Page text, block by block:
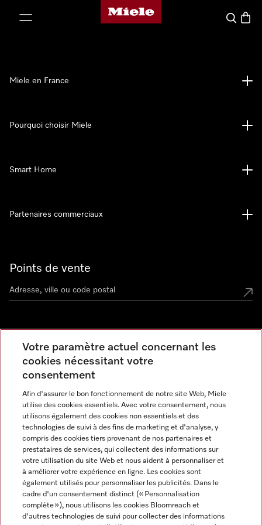
Page d'accueil Miele
Search
Points de vente
Découvrez la boutique Miele proche de chez vous
Newsletter
Miele en France
Pourquoi choisir Miele
Smart Home
Partenaires commerciaux
Miele sur Instagram
Miele sur Facebook
Miele sur Youtube
Votre paramètre actuel concernant les
cookies nécessitant votre
consentement
Afin d'assurer le bon fonctionnement de notre site Web, Miele
utilise des cookies essentiels. Avec votre consentement, nous
utilisons également des cookies non essentiels et des
technologies de suivi à des fins de marketing et d'analyse, y
compris des cookies tiers provenant de nos partenaires et
prestataires de services, qui collectent des informations sur
votre utilisation du site Web et nous aident à personnaliser et
à améliorer votre expérience en ligne. Les cookies sont
également utilisés pour personnaliser les publicités. Dans le
cadre d'un consentement distinct (« Personnalisation
complète »), nous utilisons les cookies Bloomreach et
d'autres technologies de suivi pour collecter des informations